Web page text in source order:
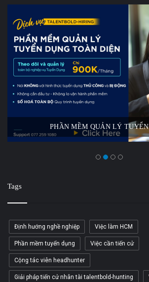
PHẦN MỀM QUẢN LÝ
Tags
Định hướng nghề nghiệp Việc làm HCM
Phần mềm tuyển dụng Việc cần tiến cử
Cộng tác viên headhunter
Giải pháp tiến cử nhân tài talentbold-hunting